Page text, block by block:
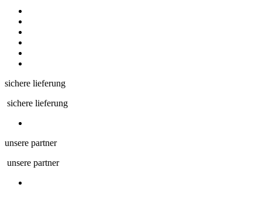
sichere lieferung
sichere lieferung
unsere partner
unsere partner